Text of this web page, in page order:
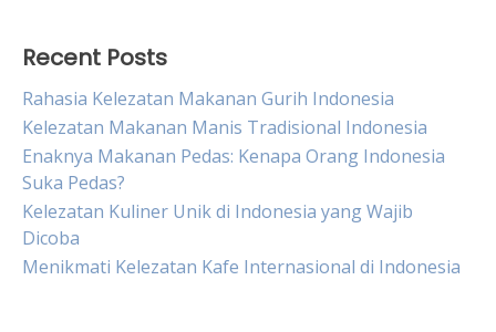
Recent Posts
Rahasia Kelezatan Makanan Gurih Indonesia
Kelezatan Makanan Manis Tradisional Indonesia
Enaknya Makanan Pedas: Kenapa Orang Indonesia
Suka Pedas?
Kelezatan Kuliner Unik di Indonesia yang Wajib
Dicoba
Menikmati Kelezatan Kafe Internasional di Indonesia